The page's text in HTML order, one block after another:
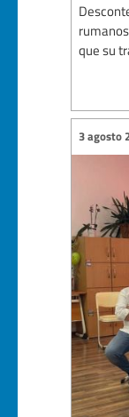
que su
3 agosto